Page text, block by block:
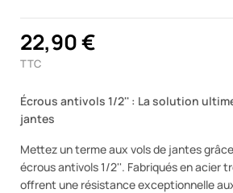
22,90 €
TTC
Écrous antivols 1/2'' : La solution
jantes
Mettez un terme aux vols de jantes
écrous antivols 1/2''. Fabriqués en acier
offrent une résistance exceptionnelle